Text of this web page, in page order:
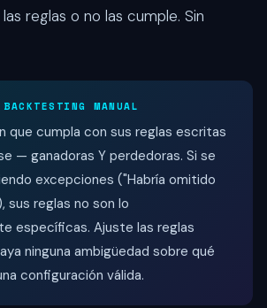
reglas o no las cumple. Sin
MANUAL
que cumpla con sus reglas escritas
— ganadoras Y perdedoras. Si se
excepciones ("Habría omitido
sus reglas no son lo
específicas. Ajuste las reglas
ninguna ambigüedad sobre qué
configuración válida.